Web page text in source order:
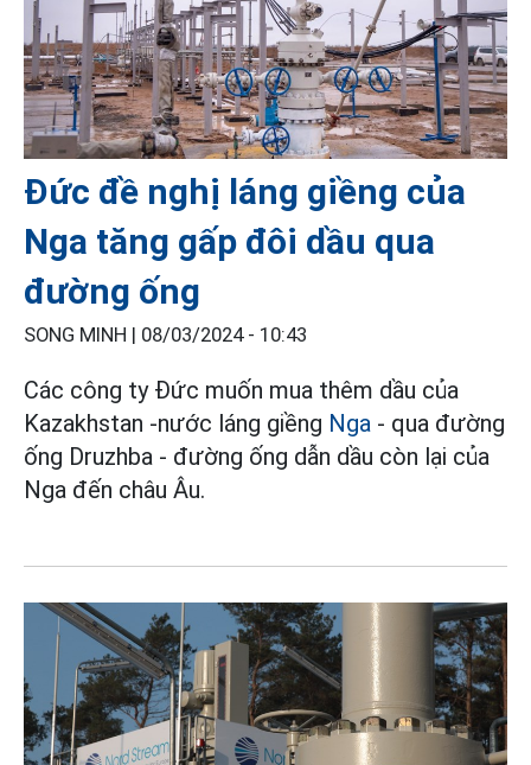
Đức đề nghị láng giềng của
Nga tăng gấp đôi dầu qua
đường ống
SONG MINH | 08/03/2024 - 10:43
Các công ty Đức muốn mua thêm dầu của
Kazakhstan -nước láng giềng Nga - qua đường
ống Druzhba - đường ống dẫn dầu còn lại của
Nga đến châu Âu.